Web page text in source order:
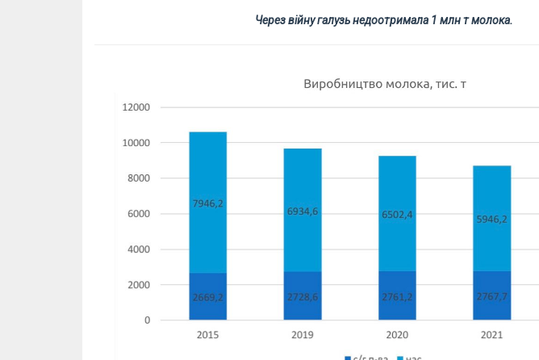
Через війну галузь недоотримала 1 млн т молока.